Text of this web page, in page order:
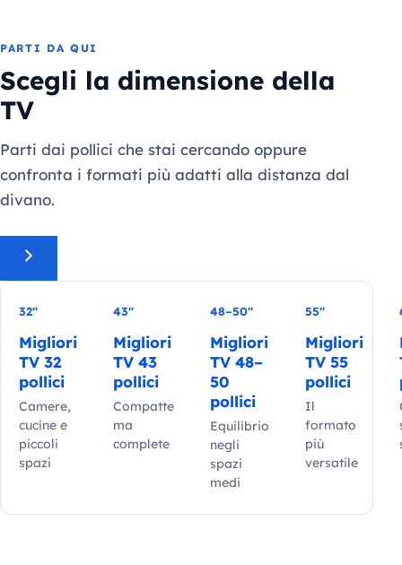
PARTI DA QUI
Scegli la dimensione della
TV
Parti dai pollici che stai cercando oppure
confronta i formati più adatti alla distanza dal
divano.
32″
Migliori
TV 32
pollici
Camere,
cucine e
piccoli
spazi
43″
Migliori
TV 43
pollici
Compatte
ma
complete
48–50″
Migliori
TV 48–
50
pollici
Equilibrio
negli
spazi
medi
55″
Migliori
TV 55
pollici
Il
formato
più
versatile